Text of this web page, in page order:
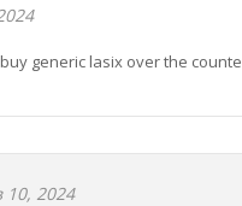
generic lasix over the
10, 2024